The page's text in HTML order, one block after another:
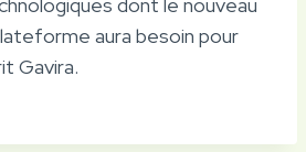
aura besoin pour
Gavira.